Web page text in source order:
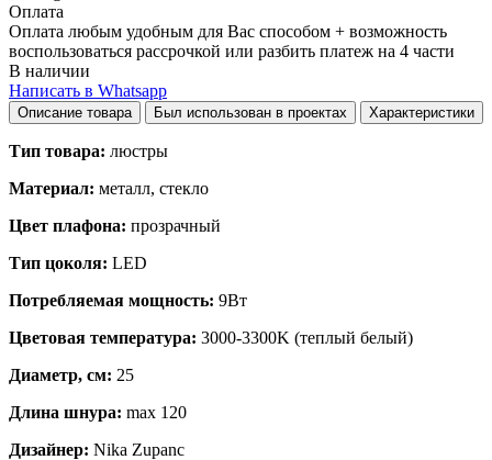
Оплата
Оплата любым удобным для Вас способом + возможность
воспользоваться рассрочкой или разбить платеж на 4 части
В наличии
Написать в Whatsapp
Описание товара Был использован в проектах Характеристики
Тип товара: люстры
Материал: металл, стекло
Цвет плафона: прозрачный
Тип цоколя: LED
Потребляемая мощность: 9Вт
Цветовая температура: 3000-3300K (теплый белый)
Диаметр, см: 25
Длина шнура: max 120
Дизайнер: Nika Zupanc